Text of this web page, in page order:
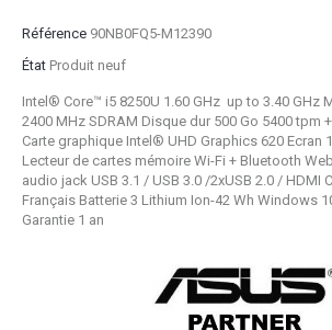
Référence 90NB0FQ5-M12390
État Produit neuf
Intel® Core™ i5 8250U 1.60 GHz up to 3.40 GHz
2400 MHz SDRAM Disque dur 500 Go 5400 tpm
Carte graphique Intel® UHD Graphics 620 Ecran
Lecteur de cartes mémoire Wi-Fi + Bluetooth
audio jack USB 3.1 / USB 3.0 /2xUSB 2.0 / HDMI
Français Batterie 3 Lithium Ion-42 Wh Windows
Garantie 1 an